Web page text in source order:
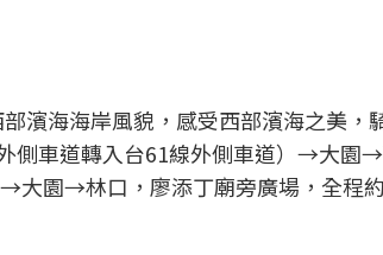
濱海海岸風貌，感受西部濱海之美，
側車道轉入台61線外側車道）→大
園→林口，廖添丁廟旁廣場，全程約